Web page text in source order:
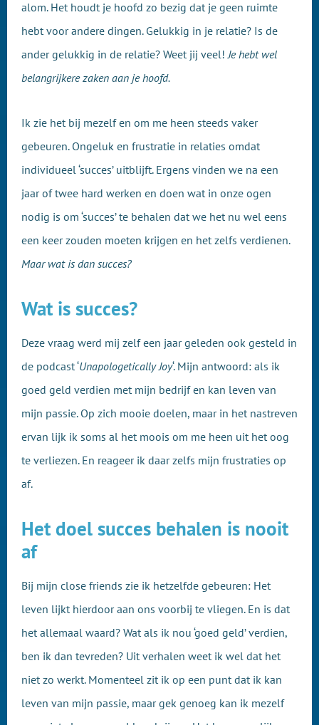
alom. Het houdt je hoofd zo bezig dat je geen ruimte
hebt voor andere dingen. Gelukkig in je relatie? Is de
ander gelukkig in de relatie? Weet jij veel!Je hebt wel
belangrijkere zaken aan je hoofd.
Ik zie het bij mezelf en om me heen steeds vaker
gebeuren. Ongeluk en frustratie in relaties omdat
individueel ‘succes’ uitblijft. Ergens vinden we na een
jaar of twee hard werken en doen wat in onze ogen
nodig is om ‘succes’ te behalen dat we het nu wel eens
een keer zouden moeten krijgen en het zelfs verdienen.
Maar wat is dan succes?
Wat is succes?
Deze vraag werd mij zelf een jaar geleden ook gesteld in
de podcast ‘Unapologetically Joy‘. Mijn antwoord: als ik
goed geld verdien met mijn bedrijf en kan leven van
mijn passie. Op zich mooie doelen, maar in het nastreven
ervan lijk ik soms al het moois om me heen uit het oog
te verliezen. En reageer ik daar zelfs mijn frustraties op
af.
Het doel succes behalen is nooit
af
Bij mijn close friends zie ik hetzelfde gebeuren: Het
leven lijkt hierdoor aan ons voorbij te vliegen. En is dat
het allemaal waard? Wat als ik nou ‘goed geld’ verdien,
ben ik dan tevreden? Uit verhalen weet ik wel dat het
niet zo werkt. Momenteel zit ik op een punt dat ik kan
leven van mijn passie, maar gek genoeg kan ik mezelf